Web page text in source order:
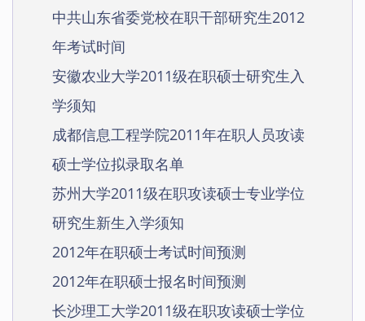
中共山东省委党校在职干部研究生2012
年考试时间
安徽农业大学2011级在职硕士研究生入
学须知
成都信息工程学院2011年在职人员攻读
硕士学位拟录取名单
苏州大学2011级在职攻读硕士专业学位
研究生新生入学须知
2012年在职硕士考试时间预测
2012年在职硕士报名时间预测
长沙理工大学2011级在职攻读硕士学位